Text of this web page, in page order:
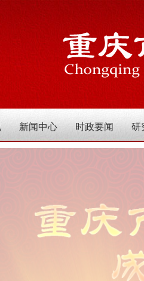
新闻中心 时政要闻 研